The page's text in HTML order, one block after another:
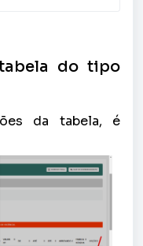
do tipo
da tabela, é